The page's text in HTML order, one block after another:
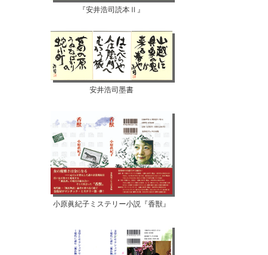
『安井浩司読本Ⅱ』
安井浩司墨書
小原眞紀子ミステリー小説『香獣』